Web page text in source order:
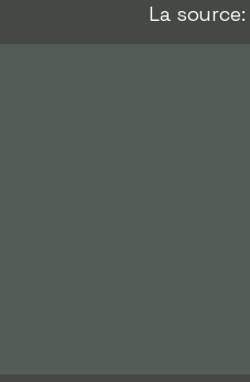
La source: